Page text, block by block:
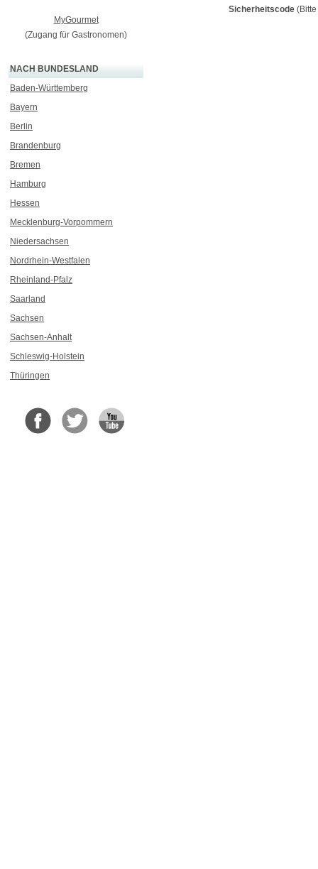
MyGourmet
(Zugang für Gastronomen)
NACH BUNDESLAND
Baden-Württemberg
Bayern
Berlin
Brandenburg
Bremen
Hamburg
Hessen
Mecklenburg-Vorpommern
Niedersachsen
Nordrhein-Westfalen
Rheinland-Pfalz
Saarland
Sachsen
Sachsen-Anhalt
Schleswig-Holstein
Thüringen
Sicherheitscode